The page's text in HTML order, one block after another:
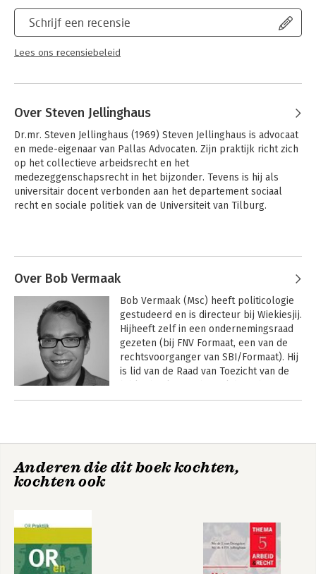
Schrijf een recensie
Lees ons recensiebeleid
Over Steven Jellinghaus
Dr.mr. Steven Jellinghaus (1969) Steven Jellinghaus is advocaat
en mede-eigenaar van Pallas Advocaten. Zijn praktijk richt zich
op het collectieve arbeidsrecht en het
medezeggenschapsrecht in het bijzonder. Tevens is hij als
universitair docent verbonden aan het departement sociaal
recht en sociale politiek van de Universiteit van Tilburg.
verzorgt regelmatig post-academisch onderwijs.
OR & privacy
Instemmingsrecht
Over Bob Vermaak
Bob Vermaak (Msc) heeft politicologie
gestudeerd en is directeur bij Wiekiesjij.
Hijheeft zelf in een ondernemingsraad
gezeten (bij FNV Formaat, een van de
rechtsvoorganger van SBI/Formaat). Hij
is lid van de Raad van Toezicht van de
Dagelijks Bestuur van stichting or-
fenomeen in de wereld. De toekomst
de keuzes die nu gemaakt worden.
vernieuwingen bij de gemeente
Hengelo, Hoorn, V & VN, CBS en
Anderen die dit boek kochten,
kochten ook